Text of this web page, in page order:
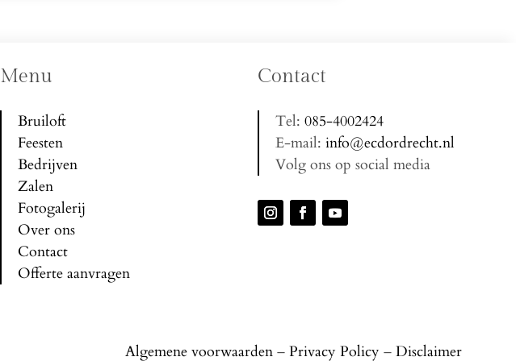
Menu
Bruiloft
Feesten
Bedrijven
Zalen
Fotogalerij
Over ons
Contact
Offerte aanvragen
Contact
Tel:085-4002424
E-mail:info@ecdordrecht.nl
Volg ons op social media
Algemene voorwaarden– Privacy Policy – Disclaimer